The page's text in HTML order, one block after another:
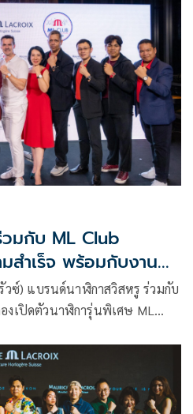
มกับ ML Club
สำเร็จ พร้อมกับงาน
ML Club Thailand
วซ์) แบรนด์นาฬิกาสวิสหรู ร่วมกับ
งเปิดตัวนาฬิการุ่นพิเศษ ML